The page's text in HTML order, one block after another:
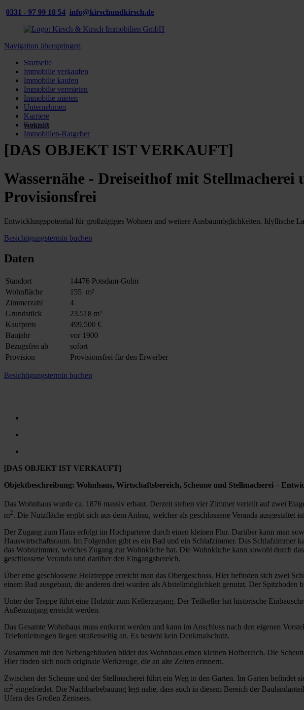
0331 - 97 99 18 54 info@kirschundkirsch.de
Navigation überspringen
Startseite
Immobilie verkaufen
Immobilie kaufen
Immobilie vermieten
Immobilie mieten
Unternehmen
Karriere
Kontakt
Immobilien-Ratgeber
verkauft
[DAS OBJEKT IST VERKAUFT]
Wassernähe - Dreiseithof mit
Provisionsfrei
Entwicklungspotential für großzügiges Wohnen und weitere Ausbaumöglichkeiten. Idyllische
Besichtigungstermin buchen
Daten
Standort
14476 Potsdam-Golm
Wohnfläche
155 m²
Zimmerzahl
4
Grundstück
23.518 m²
Kaufpreis
499.500 €
Baujahr
vor 1900
Bezugsfrei ab
sofort
Provision
Provisionsfrei für den Erwerber
Besichtigungstermin buchen
[DAS OBJEKT IST VERKAUFT]
Objektbeschreibung: Wohnhaus, Wirtschaftsbereich, Scheune und Stellmacherei –
Das Wohnhaus wurde ca. 1876 massiv erbaut. Derzeit stehen vier Zimmer verteilt auf zwei
m2. Die Nutzfläche ergibt sich aus dem Anbau, welcher als geschlossene Veranda ausgestaltet
Der Zugang zum Haus erfolgt im Hochparterre durch einen kleinen Flur. Darüber kann man
Hauswirtschaftsraum. Im Folgenden gibt es ein Bad und ein Schlafzimmer. Das Schlafzimmer
das Wohnzimmer, welches Zugang zur Wohnküche hat. Die Wohnküche kann sowohl durch
geschlossene Veranda und darüber den Eingangsbereich.
Über eine geschlossene Holztreppe erreicht man das Obergeschoss. Hier befinden sich zwei
einem Bad ausgebaut, die anderen drei wurden als Abstellmöglichkeit genutzt. Der Spitzboden
Unter der Treppe führt eine Holztür zum Kellerzugang. Der Teilkeller hat historische
Außenzugang erreicht werden.
Das Gesamte Wohnhaus muss entkernt werden und kann im Anschluss nach den eigenen
Telefonleitungen liegen straßenseitig an. Es besteht kein Denkmalschutz.
Zusammen mit den Nebengebäuden bildet das Wohnhaus einen kleinen Hofbereich. Die
Hier finden sich noch originale Werkzeuge, die an alte Zeiten erinnern.
Zwischen der Scheune und der Stellmacherei führt ein Weg in den Garten. Im Garten
m2 eingefriedet. Die Nachbarbebauung legt nahe, dass auch in diesem Bereich der
Ufern des Großen Zernsees.